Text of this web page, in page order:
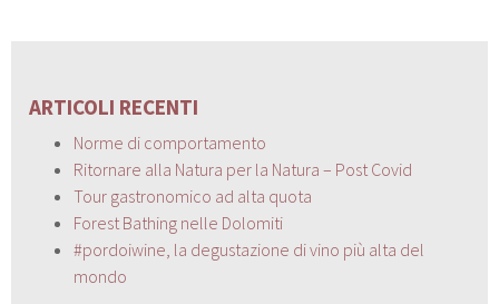
ARTICOLI RECENTI
Norme di comportamento
Ritornare alla Natura per la Natura – Post Covid
Tour gastronomico ad alta quota
Forest Bathing nelle Dolomiti
#pordoiwine, la degustazione di vino più alta del
mondo